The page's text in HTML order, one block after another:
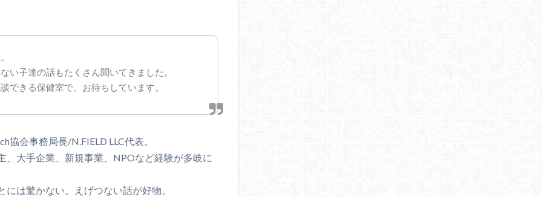
い子達の話もたくさん聞いてきました。
できる保健室で、お待ちしています。
会事務局長/N.FIELD LLC代表。
、大手企業、新規事業、NPOなど経験が多岐に
は驚かない。えげつない話が好物。